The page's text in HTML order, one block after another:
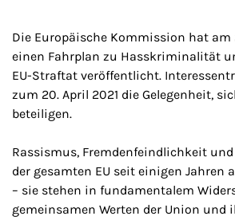
Die Europäische Kommission hat am
einen Fahrplan zu Hasskriminalität
EU-Straftat veröffentlicht.
zum 20. April 2021 die Gelegenheit,
beteiligen.
Rassismus, Fremdenfeindlichkeit
der gesamten EU seit einigen Jahren
– sie stehen in fundamentalem
gemeinsamen Werten der Union und